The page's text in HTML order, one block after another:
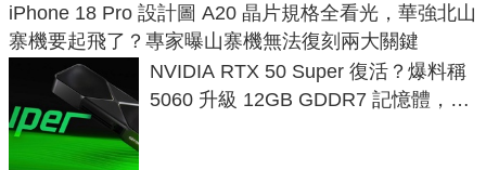
iPhone 18 Pro 設計圖 A20 晶片規格全看光，華強北山
寨機要起飛了？專家曝山寨機無法復刻兩大關鍵
NVIDIA RTX 50 Super 復活？爆料稱
5060 升級 12GB GDDR7 記憶體，這